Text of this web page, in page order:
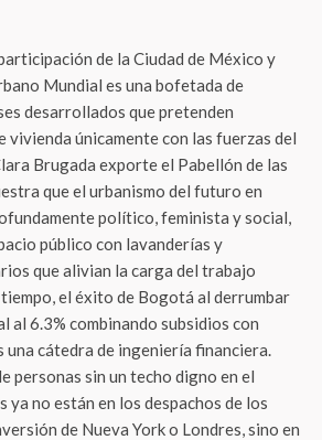
de la Ciudad de México y
Mundial es una bofetada de
desarrollados que pretenden
vivienda únicamente con las fuerzas del
Brugada exporte el Pabellón de las
que el urbanismo del futuro en
político, feminista y social,
público con lavanderías y
que alivian la carga del trabajo
el éxito de Bogotá al derrumbar
al 6.3% combinando subsidios con
cátedra de ingeniería financiera.
personas sin un techo digno en el
ya no están en los despachos de los
de Nueva York o Londres, sino en